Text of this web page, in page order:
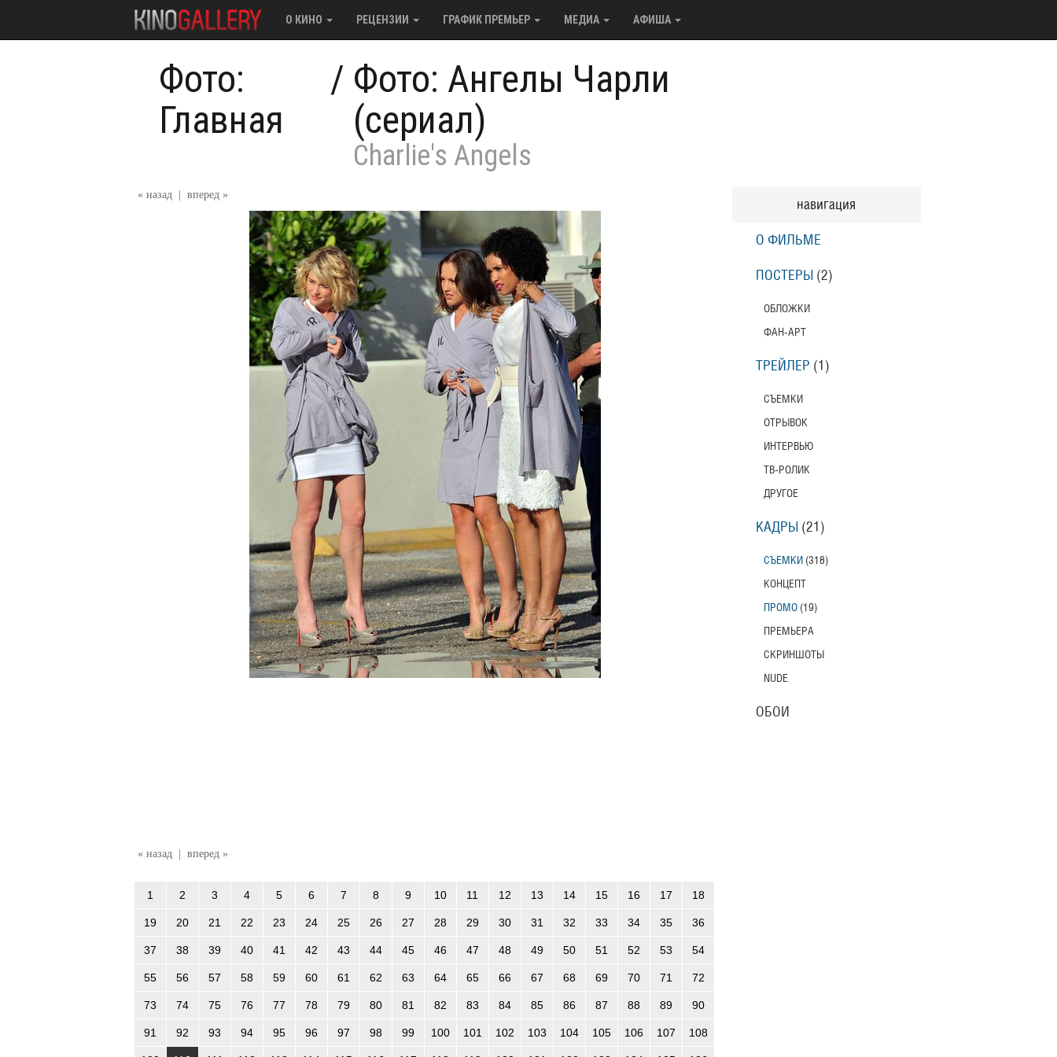
О КИНО РЕЦЕНЗИИ ГРАФИК ПРЕМЬЕР МЕДИА АФИША
Фото:
Главная
/ Фото: Ангелы Чарли
(сериал)
Charlie's Angels
« назад вперед »
« назад вперед »
1 2 3 4 5 6 7 8 9 10 11 12 13 14 15 16 17 18
19 20 21 22 23 24 25 26 27 28 29 30 31 32 33 34 35 36
37 38 39 40 41 42 43 44 45 46 47 48 49 50 51 52 53 54
55 56 57 58 59 60 61 62 63 64 65 66 67 68 69 70 71 72
73 74 75 76 77 78 79 80 81 82 83 84 85 86 87 88 89 90
91 92 93 94 95 96 97 98 99 100 101 102 103 104 105 106 107 108
навигация
О ФИЛЬМЕ
ПОСТЕРЫ (2)
ОБЛОЖКИ
ФАН-АРТ
ТРЕЙЛЕР (1)
СЪЕМКИ
ОТРЫВОК
ИНТЕРВЬЮ
ТВ-РОЛИК
ДРУГОЕ
КАДРЫ (21)
СЪЕМКИ (318)
КОНЦЕПТ
ПРОМО (19)
ПРЕМЬЕРА
СКРИНШОТЫ
NUDE
ОБОИ